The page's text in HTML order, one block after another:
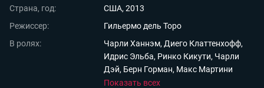
Мои места
Моя личная афиша
Страна, год:
США, 2013
Режиссер:
Гильермо дель Торо
В ролях:
Чарли Ханнэм, Диего Клаттенхофф,
Идрис Эльба, Ринко Кикути, Чарли
Дэй, Берн Горман, Макс Мартини
Показать всех